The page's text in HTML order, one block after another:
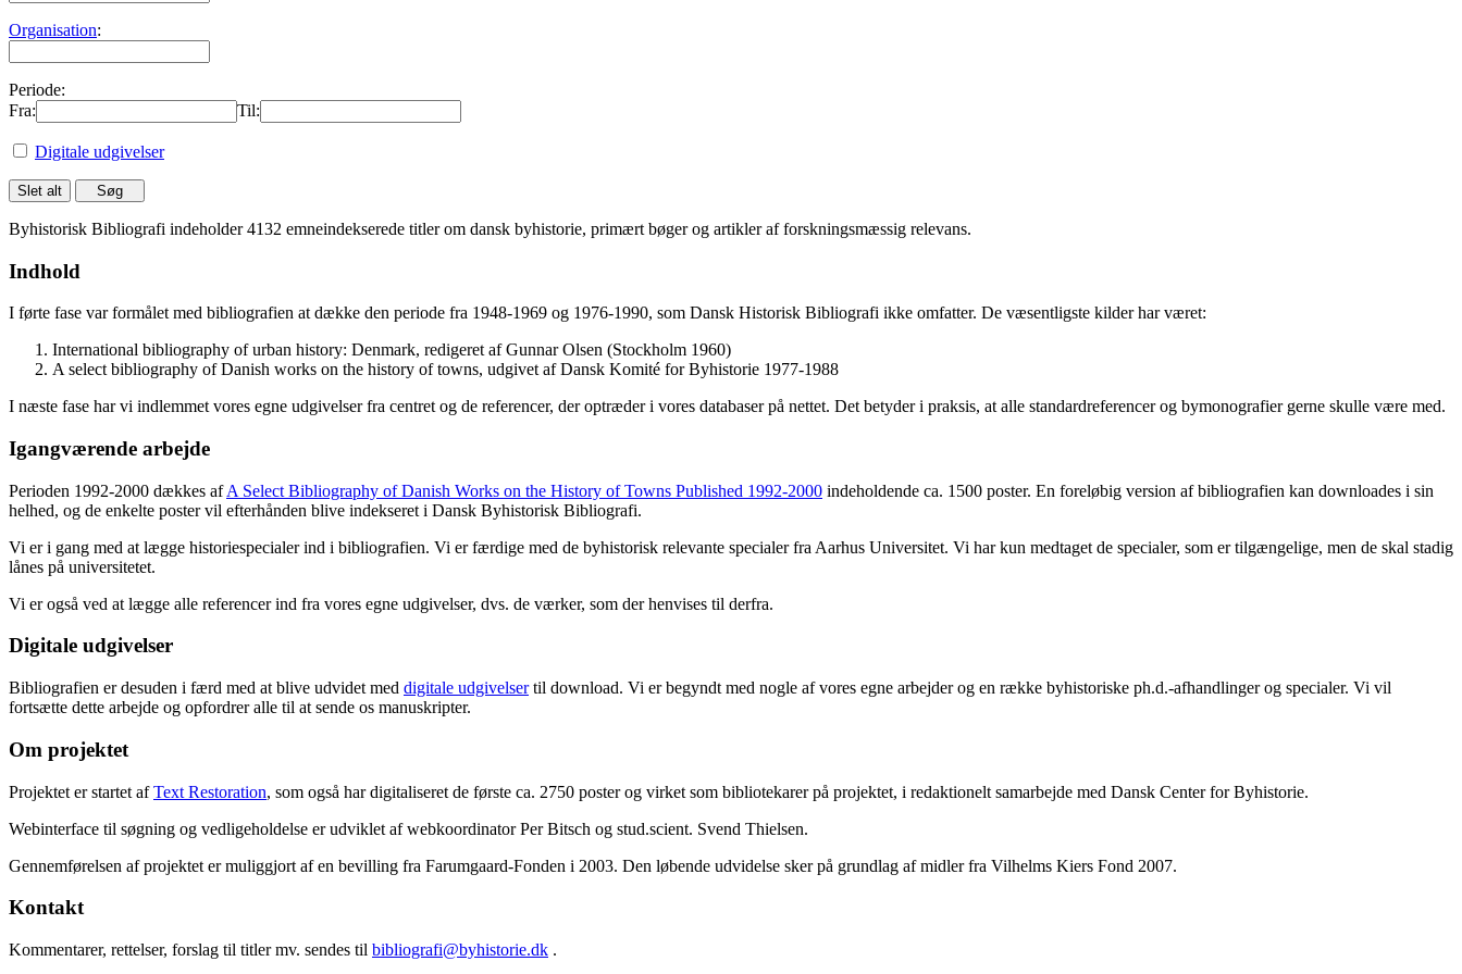
Organisation:
Periode:
Fra:
Til:
Digitale udgivelser
Byhistorisk Bibliografi indeholder 4132 emneindekserede titler om dansk byhistorie, primært bøger og artikler af forskningsmæssig relevans.
Indhold
I førte fase var formålet med bibliografien at dække den periode fra 1948-1969 og 1976-1990, som Dansk Historisk Bibliografi ikke omfatter. De væsentligste kilder har været:
International bibliography of urban history: Denmark, redigeret af Gunnar Olsen (Stockholm 1960)
A select bibliography of Danish works on the history of towns, udgivet af Dansk Komité for Byhistorie 1977-1988
I næste fase har vi indlemmet vores egne udgivelser fra centret og de referencer, der optræder i vores databaser på nettet. Det betyder i praksis, at alle standardreferencer og bymonografier gerne skulle være med.
Igangværende arbejde
Perioden 1992-2000 dækkes afA Select Bibliography of Danish Works on the History of Towns Published 1992-2000 indeholdende ca. 1500 poster. En foreløbig version af bibliografien kan downloades i sin
helhed, og de enkelte poster vil efterhånden blive indekseret i Dansk Byhistorisk Bibliografi.
Vi er i gang med at lægge historiespecialer ind i bibliografien. Vi er færdige med de byhistorisk relevante specialer fra Aarhus Universitet. Vi har kun medtaget de specialer, som er tilgængelige, men de skal stadig
lånes på universitetet.
Vi er også ved at lægge alle referencer ind fra vores egne udgivelser, dvs. de værker, som der henvises til derfra.
Digitale udgivelser
Bibliografien er desuden i færd med at blive udvidet med digitale udgivelsertil download. Vi er begyndt med nogle af vores egne arbejder og en række byhistoriske ph.d.-afhandlinger og specialer. Vi vil
fortsætte dette arbejde og opfordrer alle til at sende os manuskripter.
Om projektet
Projektet er startet afText Restoration, som også har digitaliseret de første ca. 2750 poster og virket som bibliotekarer på projektet, i redaktionelt samarbejde med Dansk Center for Byhistorie.
Webinterface til søgning og vedligeholdelse er udviklet af webkoordinator Per Bitsch og stud.scient. Svend Thielsen.
Gennemførelsen af projektet er muliggjort af en bevilling fra Farumgaard-Fonden i 2003. Den løbende udvidelse sker på grundlag af midler fra Vilhelms Kiers Fond 2007.
Kontakt
Kommentarer, rettelser, forslag til titler mv. sendes til bibliografi@byhistorie.dk .